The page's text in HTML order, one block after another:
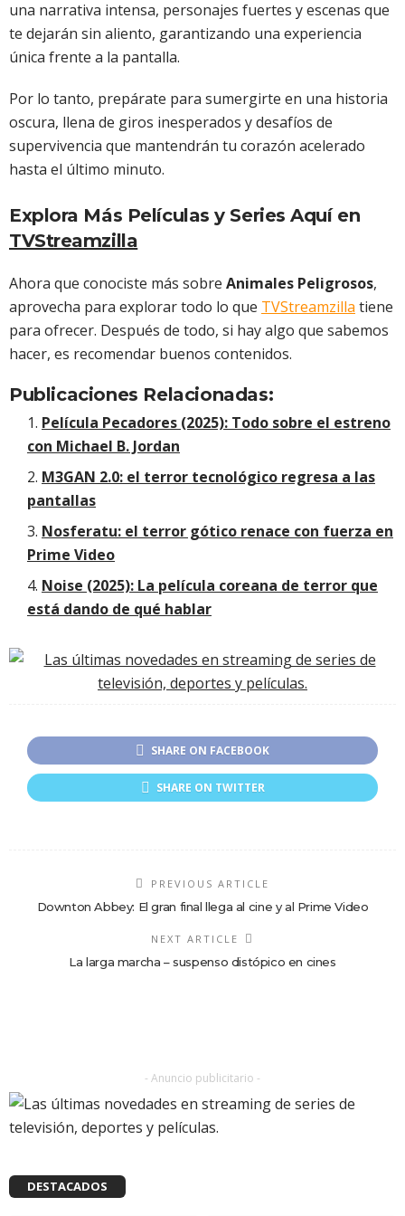
una narrativa intensa, personajes fuertes y escenas que
te dejarán sin aliento, garantizando una experiencia
única frente a la pantalla.
Por lo tanto, prepárate para sumergirte en una historia
oscura, llena de giros inesperados y desafíos de
supervivencia que mantendrán tu corazón acelerado
hasta el último minuto.
Explora Más Películas y Series Aquí en
TVStreamzilla
Ahora que conociste más sobre Animales Peligrosos,
aprovecha para explorar todo lo que TVStreamzilla tiene
para ofrecer. Después de todo, si hay algo que sabemos
hacer, es recomendar buenos contenidos.
Publicaciones Relacionadas:
Película Pecadores (2025): Todo sobre el estreno
con Michael B. Jordan
M3GAN 2.0: el terror tecnológico regresa a las
pantallas
Nosferatu: el terror gótico renace con fuerza en
Prime Video
Noise (2025): La película coreana de terror que
está dando de qué hablar
SHARE ON FACEBOOK
SHARE ON TWITTER
PREVIOUS ARTICLE
Downton Abbey: El gran final llega al cine y al Prime Video
NEXT ARTICLE
La larga marcha – suspenso distópico en cines
- Anuncio publicitario -
DESTACADOS